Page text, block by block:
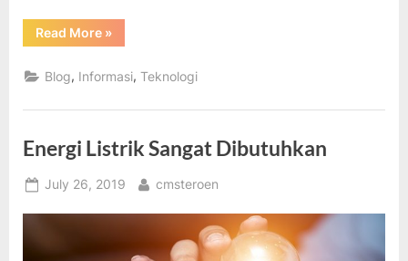
Read More“Energi
Alternatif
Upaya
Penyelamat
»
Blog, Informasi,Teknologi
Energi Listrik Sangat Dibutuhkan
Posted
July 26, 2019 By
cmsteroen